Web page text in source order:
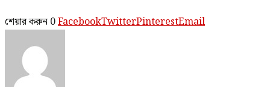
শেয়ার করুন 0FacebookTwitterPinterestEmail